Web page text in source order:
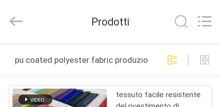
PRODOTTI
Textile
Co.,Ltd.
Reserved.
Prodotti
pu coated polyester fabric produzione online
tessuto facile resistente